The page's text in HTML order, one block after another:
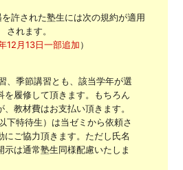
許された塾生には次の規約が適用
されます。
12月13日一部追加）
、季節講習とも、該当学年が選
を履修して頂きます。もちろん
教材費はお支払い頂きます。
下特待生）は当ゼミから依頼さ
にご協力頂きます。ただし氏名
示は通常塾生同様配慮いたしま